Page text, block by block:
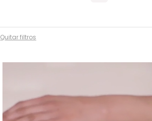
Quitar filtros